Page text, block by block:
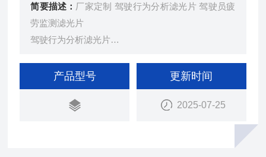
简要描述： 厂家定制 驾驶行为分析滤光片 驾驶员疲
劳监测滤光片
驾驶行为分析滤光片
驾驶员疲劳监测滤光片
产品型号 更新时间
2025-07-25